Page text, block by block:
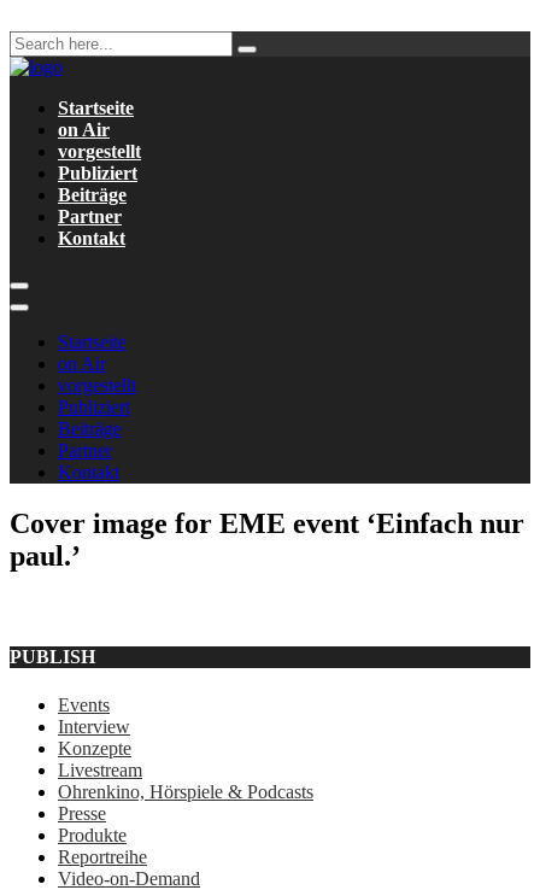
Startseite
on Air
vorgestellt
Publiziert
Beiträge
Partner
Kontakt
Startseite
on Air
vorgestellt
Publiziert
Beiträge
Partner
Kontakt
Cover image for EME event ‘Einfach nur
paul.’
PUBLISH
Events
Interview
Konzepte
Livestream
Ohrenkino, Hörspiele & Podcasts
Presse
Produkte
Reportreihe
Video-on-Demand